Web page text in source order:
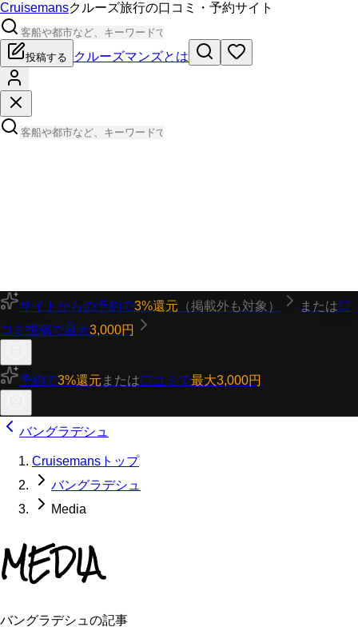
Cruisemansクルーズ旅行の口コミ・予約サイト
投稿する クルーズマンズとは
サイトからの予約で3%還元 （掲載外も対象） または口
コミ投稿で最大3,000円
予約で3%還元 または口コミで最大3,000円
バングラデシュ
Cruisemansトップ
バングラデシュ
Media
MEDIA
バングラデシュの記事